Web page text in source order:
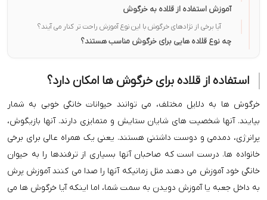
آموزش استفاده از قلاده به خرگوش
آیا برخی از نژادهای خرگوش با این نوع آموزش راحت تر کنار می آیند؟
چه نوع قلاده هایی برای خرگوش مناسب هستند؟
استفاده از قلاده برای خرگوش ها امکان دارد؟
خرگوش ها به دلایل مختلف، می توانند حیوانات خانگی خوبی به شمار
بیایند. آنها شخصیت های شایان ستایش و متمایزی دارند. آنها بازیگوش،
پرانرژی، دمدمی و دوست داشتنی هستند. یعنی یک همراه عالی برای برخی
خانواده ها. درست است که صاحبان آنها بسیاری از ترفندها را به حیوان
خانگی خود آموزش می دهند مثل زمانیکه آنها را صدا می کنند آموزش پرش
به داخل جعبه یا آموزش دویدن به سمت شما، اما اینکه آیا خرگوش ها می